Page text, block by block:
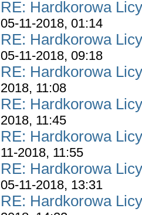
RE: Hardkorowa
05-11-2018, 01:14
RE: Hardkorowa
05-11-2018, 09:18
RE: Hardkorowa
2018, 11:08
RE: Hardkorowa
2018, 11:45
RE: Hardkorowa
11-2018, 11:55
RE: Hardkorowa
05-11-2018, 13:31
RE: Hardkorowa